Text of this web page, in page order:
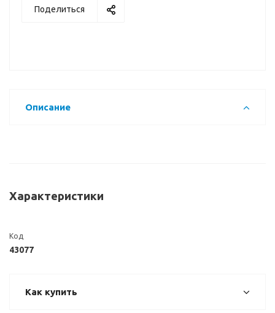
Поделиться
Описание
Характеристики
Код
43077
Как купить